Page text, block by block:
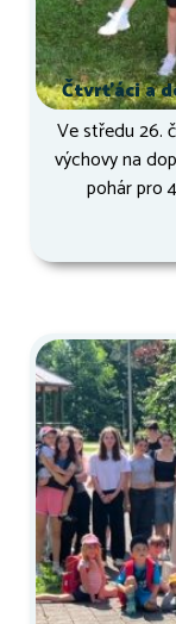
Čtvrťáci a
Ve středu 26.
výchovy na
pohár pro